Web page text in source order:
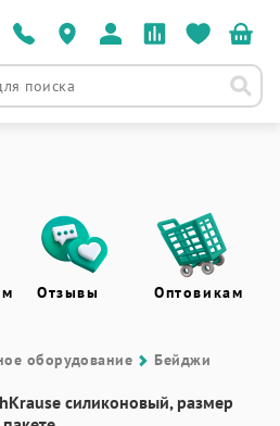
Отзывы Оптовикам
оборудование Бейджи
силиконовый, размер